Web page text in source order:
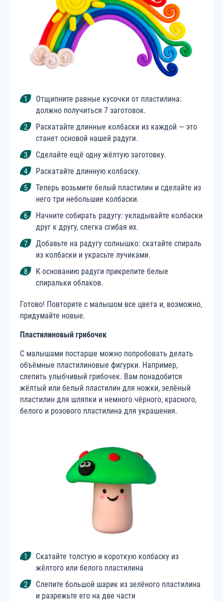
Отщипните равные кусочки от пластилина:
должно получиться 7 заготовок.
Раскатайте длинные колбаски из каждой — это
станет основой нашей радуги.
Сделайте ещё одну жёлтую заготовку.
Раскатайте длинную колбаску.
Теперь возьмите белый пластилин и сделайте из
него три небольшие колбаски.
Начните собирать радугу: укладывайте колбаски
друг к другу, слегка сгибая их.
Добавьте на радугу солнышко: скатайте спираль
из колбаски и украсьте лучиками.
К основанию радуги прикрепите белые
спиральки облаков.
Готово! Повторите с малышом все цвета и, возможно,
придумайте новые.
Пластилиновый грибочек
С малышами постарше можно попробовать делать
объёмные пластилиновые фигурки. Например,
слепить улыбчивый грибочек. Вам понадобится
жёлтый или белый пластилин для ножки, зелёный
пластилин для шляпки и немного чёрного, красного,
белого и розового пластилина для украшения.
Скатайте толстую и короткую колбаску из
жёлтого или белого пластилина
Слепите большой шарик из зелёного пластилина
и разрежьте его на две части